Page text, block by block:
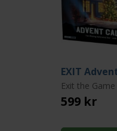
Exit the Game
599 kr